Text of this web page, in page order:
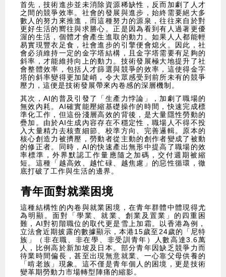
首先，技術進步並未消除資源稀缺性，反而加劇了人才
之間的競爭效率。社會的發展與進步，始終需要絕大多
數人的努力來推進，而這種努力的源泉，往往來自於對
更好生活的嚮往與求勝心。正是因為看到有人過著更優
渥的生活，個體才會產生進取的動力。如果人人都能輕
易實現豐衣足食，社會進步的引擎便會熄火。因此，社
會必須維持一定的金字塔結構，且金字塔需要有足夠的
斜率，才能維持向上的動力。技術發展極大地提升了社
會整體效率，包括人才篩選與競爭的效率，這使得金字
塔的斜率變得更加陡峭，令大眾感受到前所未有的競爭
壓力，這便是技術發展帶來內卷感的深層機制。
其次，AI的普及引發了「生產力悖論」，加劇了職場的
無效內耗。AI確實能壓縮基礎操作的時間，快速完成標
準化工作，但這份淺層高效的背後，是大量隱性勞動的
疊加。由於AI生成內容存在不穩定性，職場人不得不投
入大量精力去核查細節、校準方向、完善邏輯。原本的
核心創造力被擠壓，勞動者從主動的創作者變成了被動
的修正者。同時，AI的快速產出無形中提高了職場的效
率標準，外界默認工作量應隨之加碼，交付週期被縮
短。這種「越高效、越忙碌、越焦慮」的惡性循環，徹
底打破了工作與生活的邊界。
青年面對就業困境
這種結構性的內卷與就業困境，在青年群體中體現得尤
為明顯。面對「學業、就業、創業及置業」的四重困
難，AI對初階職位的取代更是雪上加霜。以香港為例，
立法會近期披露的數據顯示，本港15歲至24歲的「尼特
族」（非在職、非在學、非受訓青年）人數高達3.6萬
人，比例高於新加坡及日本。部分青年因缺乏競爭力而
待業時間偏長，甚至出現無意就業、一心靠父母供養的
「啃老族」現象。這不僅是青年個人的困境，更是技術
變革期勞動力市場轉型陣痛的縮影。